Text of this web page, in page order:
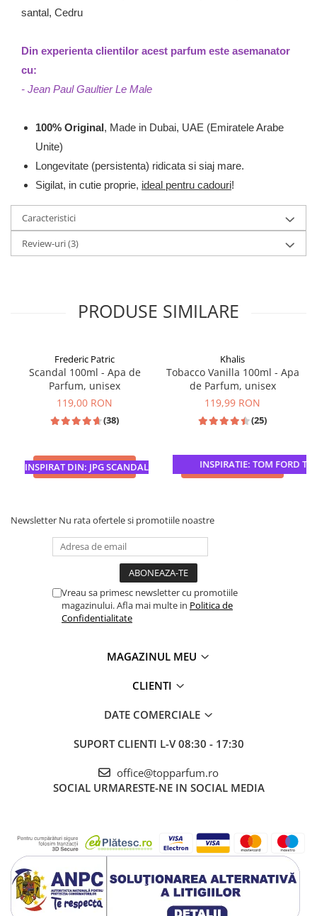
santal, Cedru
Din experienta clientilor acest parfum este asemanator
cu:
- Jean Paul Gaultier Le Male
100% Original, Made in Dubai, UAE (Emiratele Arabe
Unite)
Longevitate (persistenta) ridicata si siaj mare.
Sigilat, in cutie proprie, ideal pentru cadouri!
Caracteristici
Review-uri(3)
PRODUSE SIMILARE
INSPIRAT DIN: JPG SCANDAL
Frederic Patric
Scandal 100ml - Apa de
Parfum, unisex
119,00 RON
(38)
ADAUGA IN COS INSPIRATIE: TOM FORD
Khalis
Tobacco Vanilla 100ml - Apa
de Parfum, unisex
119,99 RON
(25)
ADAUGA IN COS
Newsletter Nu rata ofertele si promotiile noastre
Vreau sa primesc newsletter cu promotiile
magazinului. Afla mai multe in Politica de
Confidentialitate
MAGAZINUL MEU
CLIENTI
DATE COMERCIALE
SUPORT CLIENTI L-V 08:30 - 17:30
office@topparfum.ro
SOCIAL URMARESTE-NE IN SOCIAL MEDIA